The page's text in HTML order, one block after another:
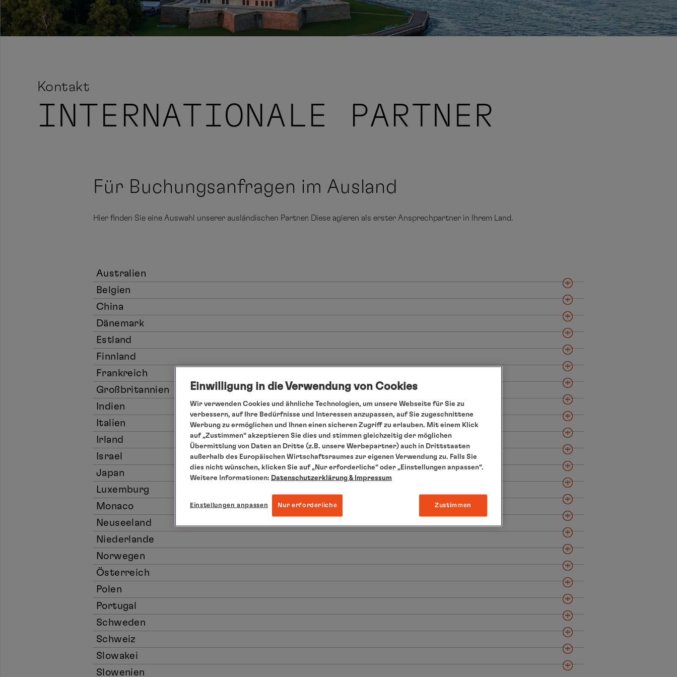
Kontakt
INTERNATIONALE PARTNER
Für Buchungsanfragen im Ausland
Hier finden Sie eine Auswahl unserer ausländischen Partner. Diese agieren als erster Ansprechpartner in Ihrem Land.
Australien
Belgien
China
Dänemark
Estland
Finnland
Frankreich
Großbritannien
Indien
Italien
Irland
Israel
Japan
Luxemburg
Monaco
Neuseeland
Niederlande
Norwegen
Österreich
Polen
Portugal
Schweden
Schweiz
Slowakei
Slowenien
Einwilligung in die Verwendung von Cookies
Wir verwenden Cookies und ähnliche Technologien, um unsere Webseite für Sie zu
verbessern, auf Ihre Bedürfnisse und Interessen anzupassen, auf Sie zugeschnittene
Werbung zu ermöglichen und Ihnen einen sicheren Zugriff zu erlauben. Mit einem Klick
auf „Zustimmen“ akzeptieren Sie dies und stimmen gleichzeitig der möglichen
Übermittlung von Daten an Dritte (z.B. unsere Werbepartner) auch in Drittstaaten
außerhalb des Europäischen Wirtschaftsraumes zur eigenen Verwendung zu. Falls Sie
dies nicht wünschen, klicken Sie auf „Nur erforderliche“ oder „Einstellungen anpassen“.
Weitere Informationen: Datenschutzerklärung & Impressum
Einstellungen anpassen Nur erforderliche Zustimmen